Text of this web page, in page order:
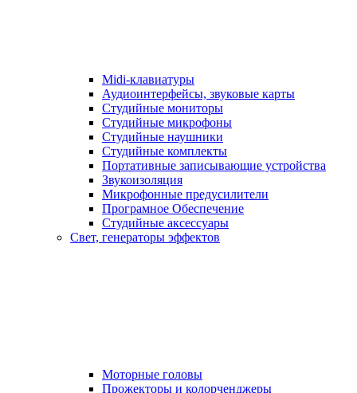
Midi-клавиатуры
Аудиоинтерфейсы, звуковые карты
Студийные мониторы
Студийные микрофоны
Студийные наушники
Студийные комплекты
Портативные записывающие устройства
Звукоизоляция
Микрофонные предусилители
Програмное Обеспечение
Студийные аксессуары
Свет, генераторы эффектов
Моторные головы
Прожекторы и колорченджеры